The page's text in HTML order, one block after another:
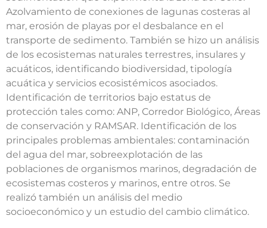
Azolvamiento de conexiones de lagunas costeras al
mar, erosión de playas por el desbalance en el
transporte de sedimento. También se hizo un análisis
de los ecosistemas naturales terrestres, insulares y
acuáticos, identificando biodiversidad, tipología
acuática y servicios ecosistémicos asociados.
Identificación de territorios bajo estatus de
protección tales como: ANP, Corredor Biológico, Áreas
de conservación y RAMSAR. Identificación de los
principales problemas ambientales: contaminación
del agua del mar, sobreexplotación de las
poblaciones de organismos marinos, degradación de
ecosistemas costeros y marinos, entre otros. Se
realizó también un análisis del medio
socioeconómico y un estudio del cambio climático.